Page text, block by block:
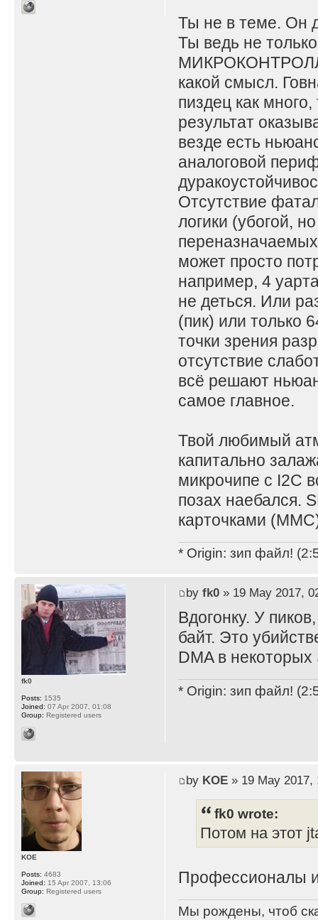
Ты не в теме. Он
Ты ведь не
какой смысл.
пиздец как
результат
везде есть
аналоговой
Отсутствие
логики (убогой,
может просто
например, 4
не деться. Или
(пик) или только
точки зрения
отсутствие
всё решают
самое главное.
Твой любимый
капитально
микрочипе с I2C
позах наебался.
карточками
* Origin: зип файл!
by fk0» 19 May 2017,
Вдогонку. У
байт. Это
DMA в некоторых
* Origin: зип файл!
fk0
Posts: 1535
Joined: 07 Apr 2007, 01:08
Group: Registered users
by KOE» 19 May 2017,
fk0 wrote:
Потом на этот
Профессионалы
Мы рождены, чтоб
KOE
Posts: 4683
Joined: 15 Apr 2007, 13:06
Group: Registered users